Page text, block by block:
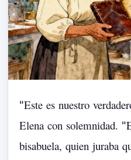
"Este es nuestro
Elena con solemnidad. "
bisabuela, quien juraba